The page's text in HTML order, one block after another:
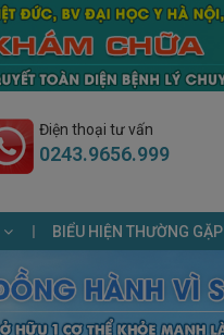
Điện thoại tư vấn
0243.9656.999
BIỂU HIỆN THƯỜNG GẶP